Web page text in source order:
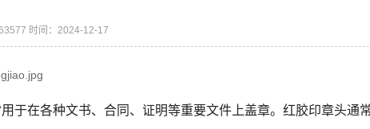
时间：2024-12-17
在各种文书、合同、证明等重要文件上盖章。红胶印章头通